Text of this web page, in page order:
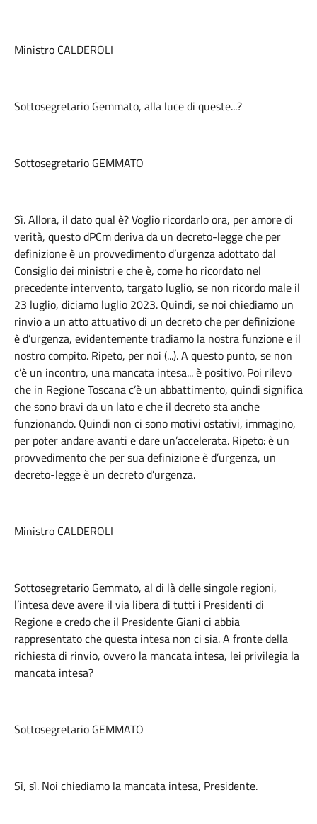
Ministro CALDEROLI
Sottosegretario Gemmato, alla luce di queste...?
Sottosegretario GEMMATO
Sì. Allora, il dato qual è? Voglio ricordarlo ora, per amore di
verità, questo dPCm deriva da un decreto-legge che per
definizione è un provvedimento d’urgenza adottato dal
Consiglio dei ministri e che è, come ho ricordato nel
precedente intervento, targato luglio, se non ricordo male il
23 luglio, diciamo luglio 2023. Quindi, se noi chiediamo un
rinvio a un atto attuativo di un decreto che per definizione
è d’urgenza, evidentemente tradiamo la nostra funzione e il
nostro compito. Ripeto, per noi (...). A questo punto, se non
c’è un incontro, una mancata intesa... è positivo. Poi rilevo
che in Regione Toscana c’è un abbattimento, quindi significa
che sono bravi da un lato e che il decreto sta anche
funzionando. Quindi non ci sono motivi ostativi, immagino,
per poter andare avanti e dare un’accelerata. Ripeto: è un
provvedimento che per sua definizione è d’urgenza, un
decreto-legge è un decreto d’urgenza.
Ministro CALDEROLI
Sottosegretario Gemmato, al di là delle singole regioni,
l’intesa deve avere il via libera di tutti i Presidenti di
Regione e credo che il Presidente Giani ci abbia
rappresentato che questa intesa non ci sia. A fronte della
richiesta di rinvio, ovvero la mancata intesa, lei privilegia la
mancata intesa?
Sottosegretario GEMMATO
Sì, sì. Noi chiediamo la mancata intesa, Presidente.